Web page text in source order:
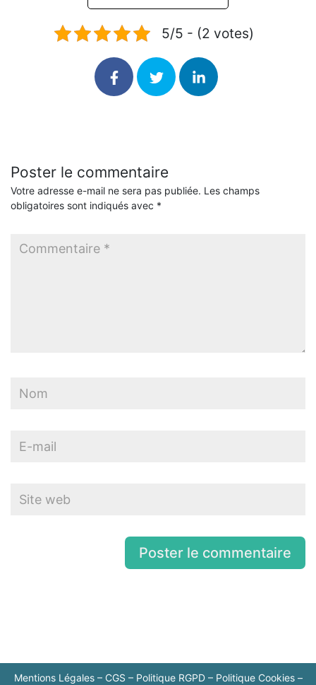
5/5 - (2 votes)
Poster le commentaire
Votre adresse e-mail ne sera pas publiée. Les champs
obligatoires sont indiqués avec *
Mentions Légales– CGS – Politique RGPD– Politique Cookies–